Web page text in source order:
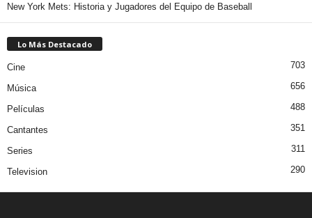
New York Mets: Historia y Jugadores del Equipo de Baseball
Lo Más Destacado
Cine 703
Música 656
Películas 488
Cantantes 351
Series 311
Television 290